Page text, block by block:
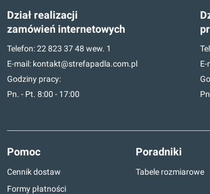
Dział realizacji
zamówień internetowych
Telefon:22 823 37 48 wew. 1
E-mail: kontakt@strefapadla.com.pl
Godziny pracy:
Pn. - Pt. 8:00 - 17:00
E-
Pomoc
Cennik dostaw
Formy płatności
Poradniki
Tabele rozmiarowe